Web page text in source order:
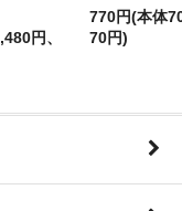
円、
770円(本体
70円)